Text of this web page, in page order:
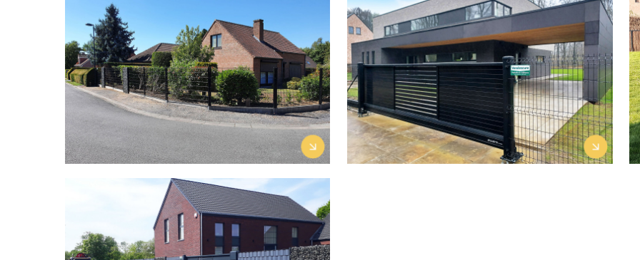
Projet à Quievrain
Découvrir le projet →
Projet à Masnuy‑Saint‑Jean
Découvrir le projet →
Projet à Hautrage